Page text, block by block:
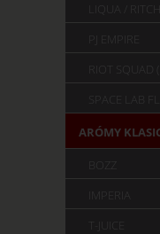
LIQUA / RITCHY
PJ EMPIRE
RIOT SQUAD
ARÓMY
IMPERIA
T-JUICE